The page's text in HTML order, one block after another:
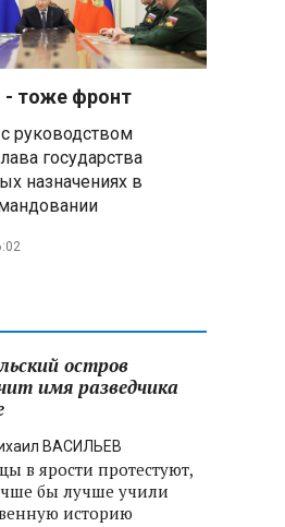
и
«просрочкой и
Путин обсудил с
инфраструктуры
РФ: «Искандер»
биржевому рынку и
- тоже фронт
руководством
государства
назначениях в
остров
имя разведчика
ВАСИЛЬЕВ
в ярости протестуют,
бы лучше учили
историю